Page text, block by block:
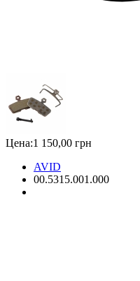
Цена:1 150,00 грн
AVID
00.5315.001.000